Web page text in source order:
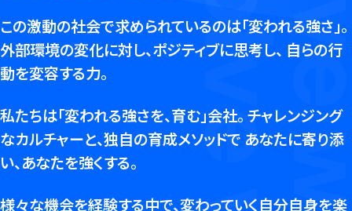
この激動の社会で求められているのは「変われる強さ」。
外部環境の変化に対し、ポジティブに思考し、 自らの行
動を変容する力。
私たちは「変われる強さを、育む」会社。 チャレンジング
なカルチャーと、独自の育成メソッドで あなたに寄り添
い、あなたを強くする。
様々な機会を経験する中で、変わっていく自分自身を楽